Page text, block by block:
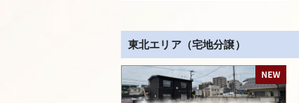
東北エリア（宅地分譲）